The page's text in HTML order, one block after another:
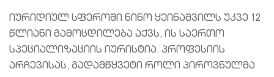
იურიდიულ სფეროში ნინო ყეინაშვილს უკვე 12
წლიანი გამოცდილება აქვს, ის საერთო
სპეციალიზაციის იურისტია. პროფესიის
არჩევისას, გადამწყვეტი როლი პიროვნულმა